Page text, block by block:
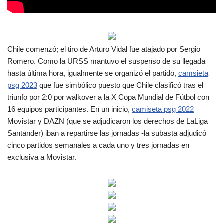
Chile comenzó; el tiro de Arturo Vidal fue atajado por Sergio
Romero. Como la URSS mantuvo el suspenso de su llegada
hasta última hora, igualmente se organizó el partido, camsieta
psg 2023 que fue simbólico puesto que Chile clasificó tras el
triunfo por 2:0 por walkover a la X Copa Mundial de Fútbol con
16 equipos participantes. En un inicio, camiseta psg 2022
Movistar y DAZN (que se adjudicaron los derechos de LaLiga
Santander) iban a repartirse las jornadas -la subasta adjudicó
cinco partidos semanales a cada uno y tres jornadas en
exclusiva a Movistar.